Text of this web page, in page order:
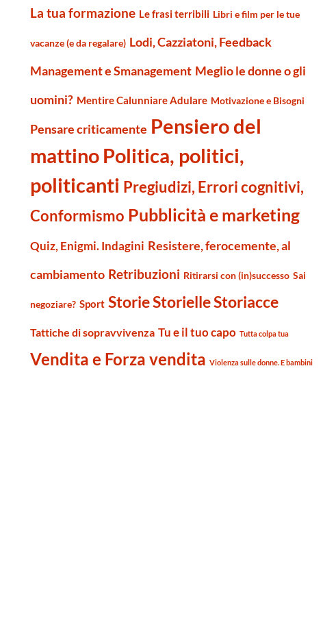
La tua formazione Le frasi terribili Libri e film per le tue
vacanze (e da regalare) Lodi, Cazziatoni, Feedback
Management e Smanagement Meglio le donne o gli
uomini? Mentire Calunniare Adulare Motivazione e Bisogni
Pensare criticamente Pensiero del
mattino Politica, politici,
politicanti Pregiudizi, Errori cognitivi,
Conformismo Pubblicità e marketing
Quiz, Enigmi. Indagini Resistere, ferocemente, al
cambiamento Retribuzioni Ritirarsi con (in)successo Sai
negoziare? Sport Storie Storielle Storiacce
Tattiche di sopravvivenza Tu e il tuo capo Tutta colpa tua
Vendita e Forza vendita Violenza sulle donne. E bambini